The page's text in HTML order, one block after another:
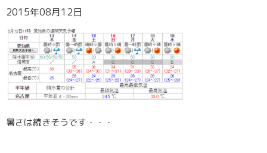
2015年08月12日
暑さは続きそうです・・・